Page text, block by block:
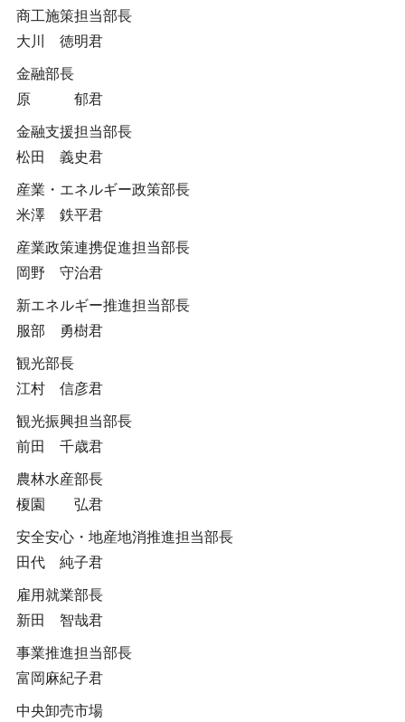
商工施策担当部長
大川 徳明君
金融部長
原 郁君
金融支援担当部長
松田 義史君
産業・エネルギー政策部長
米澤 鉄平君
産業政策連携促進担当部長
岡野 守治君
新エネルギー推進担当部長
服部 勇樹君
観光部長
江村 信彦君
観光振興担当部長
前田 千歳君
農林水産部長
榎園 弘君
安全安心・地産地消推進担当部長
田代 純子君
雇用就業部長
新田 智哉君
事業推進担当部長
富岡麻紀子君
中央卸売市場